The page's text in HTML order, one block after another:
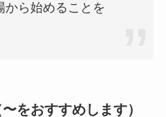
から始めることを
をおすすめします）